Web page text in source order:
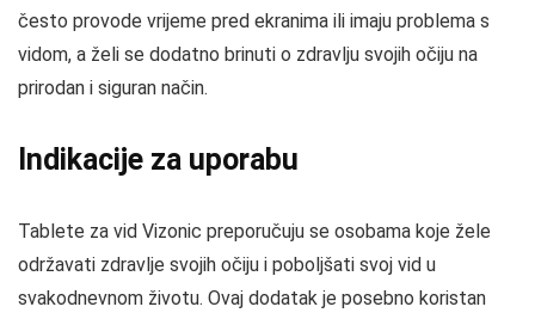
često provode vrijeme pred ekranima ili imaju problema s
vidom, a želi se dodatno brinuti o zdravlju svojih očiju na
prirodan i siguran način.
Indikacije za uporabu
Tablete za vid Vizonic preporučuju se osobama koje žele
održavati zdravlje svojih očiju i poboljšati svoj vid u
svakodnevnom životu. Ovaj dodatak je posebno koristan